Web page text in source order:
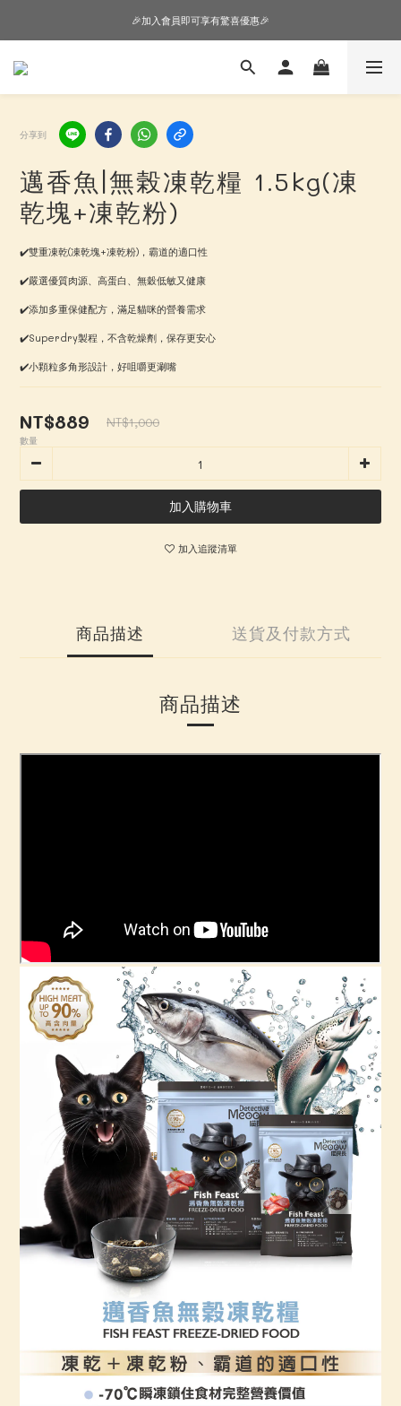
🎉加入會員即可享有驚喜優惠🎉
🎉加入會員即可享有驚喜優惠🎉
購物車超狂加價購，等你來+1
分享到
邁香魚|無榖凍乾糧 1.5kg(凍
乾塊+凍乾粉)
✔️雙重凍乾(凍乾塊+凍乾粉)，霸道的適口性
✔️嚴選優質肉源、高蛋白、無穀低敏又健康
✔️添加多重保健配方，滿足貓咪的營養需求
✔️Superdry製程，不含乾燥劑，保存更安心
✔️小顆粒多角形設計，好咀嚼更涮嘴
NT$889 NT$1,000
數量
加入購物車
加入追蹤清單
商品描述 送貨及付款方式
商品描述